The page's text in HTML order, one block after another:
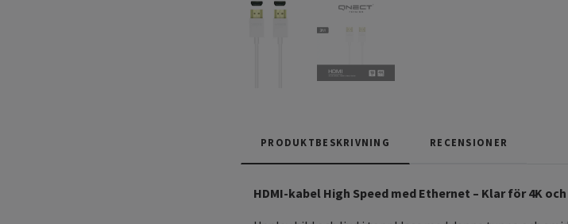
PRODUKTBESKRIVNING RECENSIONER
HDMI-kabel High Speed med Ethernet – Klar för 4K